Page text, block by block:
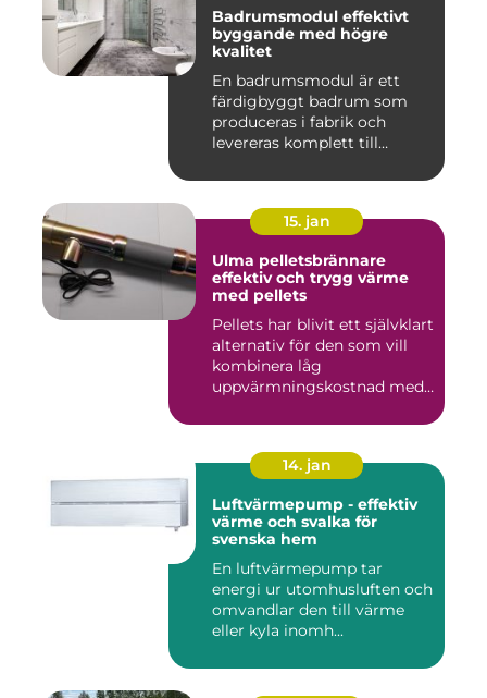
Badrumsmodul effektivt
byggande med högre
kvalitet
En badrumsmodul är ett
färdigbyggt badrum som
produceras i fabrik och
levereras komplett till
15. jan
Ulma pelletsbrännare
effektiv och trygg värme
med pellets
Pellets har blivit ett självklart
alternativ för den som vill
kombinera låg
uppvärmningskostnad med
14. jan
Luftvärmepump - effektiv
värme och svalka för
svenska hem
En luftvärmepump tar
energi ur utomhusluften och
omvandlar den till värme
eller kyla inomh...